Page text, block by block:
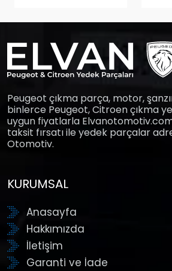
Peugeot çıkma parça, motor,
binlerce Peugeot, Citroen çıkma
uygun fiyatlarla
taksit fırsatı ile yedek parçalar
Otomotiv.
KURUMSAL
Anasayfa
Hakkımızda
İletişim
Garanti ve İade